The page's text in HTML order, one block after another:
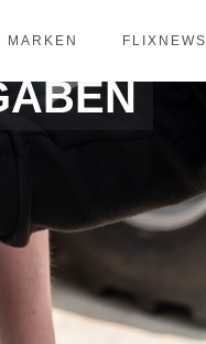
MARKEN FLIXNEWS